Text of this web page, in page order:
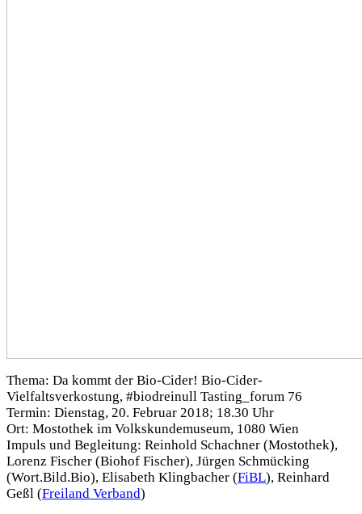
Thema: Da kommt der Bio-Cider! Bio-Cider-
Vielfaltsverkostung, #biodreinull Tasting_forum 76
Termin: Dienstag, 20. Februar 2018; 18.30 Uhr
Ort: Mostothek im Volkskundemuseum, 1080 Wien
Impuls und Begleitung: Reinhold Schachner (Mostothek),
Lorenz Fischer (Biohof Fischer), Jürgen Schmücking
(Wort.Bild.Bio), Elisabeth Klingbacher (FiBL), Reinhard
Geßl (Freiland Verband)